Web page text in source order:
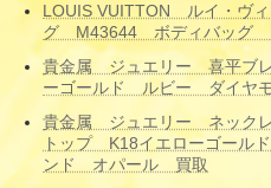
LOUIS VUITTON ルイ・ヴ
グ M43644 ボディバッグ
貴金属 ジュエリー 喜平ブ
ーゴールド ルビー ダイヤ
貴金属 ジュエリー ネック
トップ K18イエローゴール
ンド オパール 買取